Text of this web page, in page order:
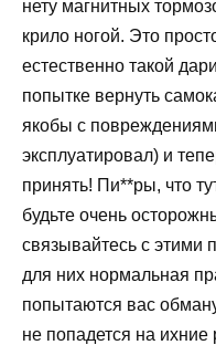
нету магнитных
крило ногой. Это
естественно такой
попытке вернуть
якобы с
эксплуатировал) и
принять! Пи**ры, что
будьте очень
связывайтесь с этими
для них нормальная
попытаются вас
не попадется на